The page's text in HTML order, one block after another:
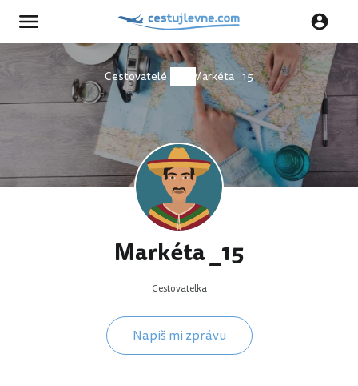
Cestovatelé Markéta _15
Markéta _15
Cestovatelka
Napiš mi zprávu